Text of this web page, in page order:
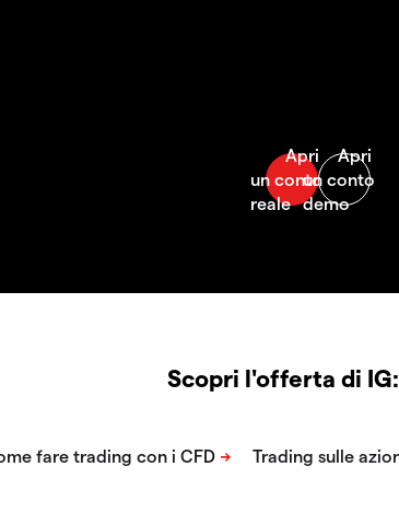
Scopri l'offerta di IG: